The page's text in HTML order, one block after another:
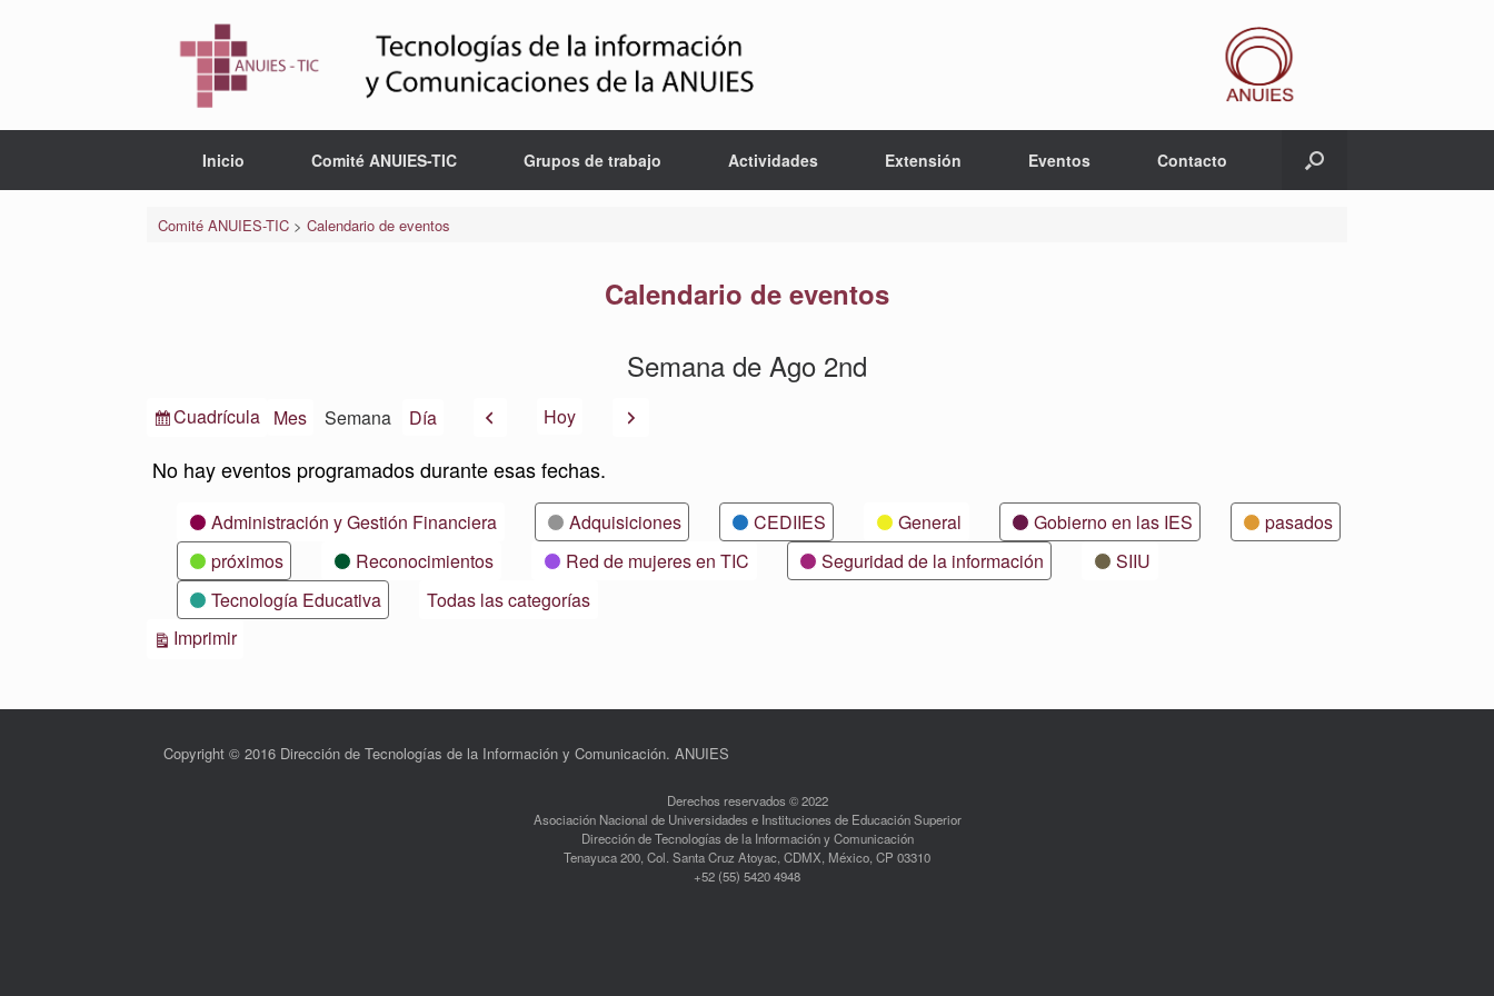
Inicio Comité ANUIES-TIC Grupos de trabajo Actividades Extensión Eventos Contacto
Comité ANUIES-TIC> Calendario de eventos
Calendario de eventos
Semana de Ago 2nd
Ver
Cuadrícula Mes Semana Día AnteriorHoy Siguiente
No hay eventos programados durante esas fechas.
CategoríasAdministración y Gestión Financiera Adquisiciones CEDIIES General Gobierno en las IES
pasados
próximos
Reconocimientos Red de mujeres en TIC Seguridad de la información
SIIU
Tecnología Educativa
Todas las categorías
ImprimirVistas
Copyright © 2016 Dirección de Tecnologías de la Información y Comunicación. ANUIES
Derechos reservados © 2022
Asociación Nacional de Universidades e Instituciones de Educación Superior
Dirección de Tecnologías de la Información y Comunicación
Tenayuca 200, Col. Santa Cruz Atoyac, CDMX, México, CP 03310
+52 (55) 5420 4948